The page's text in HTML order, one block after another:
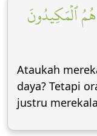
ٱلۡمَكِيدُونَ
Ataukah
daya? Tetapi
justru